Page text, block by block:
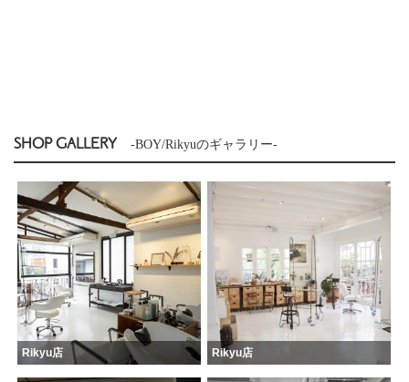
SHOP GALLERY -BOY/Rikyuのギャラリー-
Rikyu店 Rikyu店